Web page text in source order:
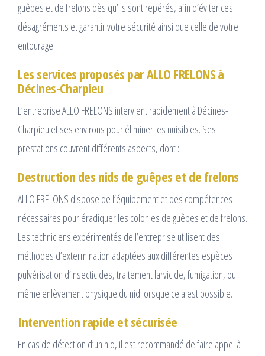
guêpes et de frelons dès qu’ils sont repérés, afin d’éviter ces
désagréments et garantir votre sécurité ainsi que celle de votre
entourage.
Les services proposés par ALLO FRELONS à
Décines-Charpieu
L’entreprise ALLO FRELONS intervient rapidement à Décines-
Charpieu et ses environs pour éliminer les nuisibles. Ses
prestations couvrent différents aspects, dont :
Destruction des nids de guêpes et de frelons
ALLO FRELONS dispose de l’équipement et des compétences
nécessaires pour éradiquer les colonies de guêpes et de frelons.
Les techniciens expérimentés de l’entreprise utilisent des
méthodes d’extermination adaptées aux différentes espèces :
pulvérisation d’insecticides, traitement larvicide, fumigation, ou
même enlèvement physique du nid lorsque cela est possible.
Intervention rapide et sécurisée
En cas de détection d’un nid, il est recommandé de faire appel à